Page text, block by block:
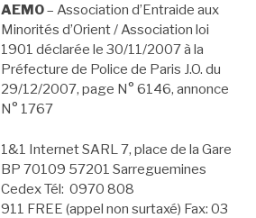
AEMO– Association d’Entraide aux
Minorités d’Orient / Association loi
1901 déclarée le 30/11/2007 à la
Préfecture de Police de Paris J.O. du
29/12/2007, page N° 6146, annonce
N° 1767
1&1 Internet SARL 7, place de la Gare
BP 70109 57201 Sarreguemines
Cedex Tél: 0970 808
911 FREE (appel non surtaxé) Fax: 03